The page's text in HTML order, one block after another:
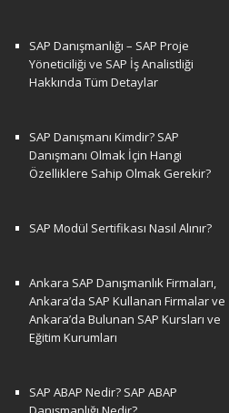
SAP Danışmanlığı – SAP Proje
Yöneticiliği ve SAP İş Analistliği
Hakkında Tüm Detaylar
SAP Danışmanı Kimdir? SAP
Danışmanı Olmak İçin Hangi
Özelliklere Sahip Olmak Gerekir?
SAP Modül Sertifikası Nasıl Alınır?
Ankara SAP Danışmanlık Firmaları,
Ankara’da SAP Kullanan Firmalar ve
Ankara’da Bulunan SAP Kursları ve
Eğitim Kurumları
SAP ABAP Nedir? SAP ABAP